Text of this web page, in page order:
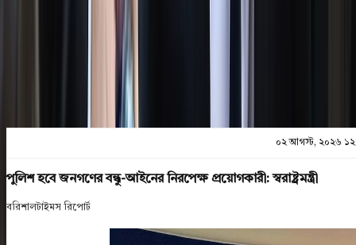
প্রিন্ট এন্ড সেভ
০২ আগস্ট, ২০২৬
পুলিশ হবে জনগণের বন্ধু-আইনের নিরপেক্ষ প্রয়োগকারী: স্বরাষ্ট্রমন্ত্রী
বরিশালটাইমস রিপোর্ট